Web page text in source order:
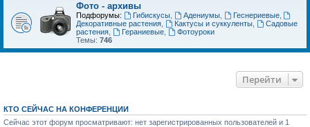
Фото - архивы
Подфорумы: Гибискусы, Адениумы, Геснериевые,
Декоративные растения
Кактусы и суккуленты,
Садовые
растения
Гераниевые,
Фотоуроки
Темы: 746
Перейти
КТО СЕЙЧАС НА КОНФЕРЕНЦИИ
Сейчас этот форум просматривают: нет зарегистрированных пользователей и 1